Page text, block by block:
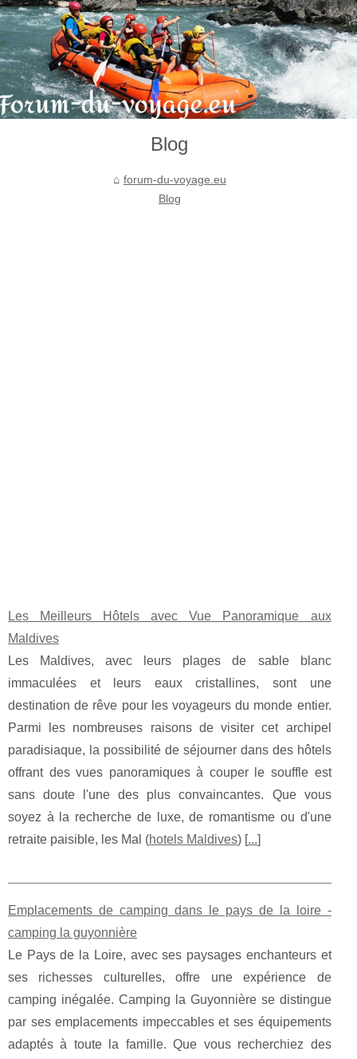
Blog
forum-du-voyage.eu
Blog
Les Meilleurs Hôtels avec Vue Panoramique aux
Maldives
Les Maldives, avec leurs plages de sable blanc
immaculées et leurs eaux cristallines, sont une
destination de rêve pour les voyageurs du monde entier.
Parmi les nombreuses raisons de visiter cet archipel
paradisiaque, la possibilité de séjourner dans des hôtels
offrant des vues panoramiques à couper le souffle est
sans doute l'une des plus convaincantes. Que vous
soyez à la recherche de luxe, de romantisme ou d'une
retraite paisible, les Mal (hotels Maldives) [...]
Emplacements de camping dans le pays de la loire -
camping la guyonnière
Le Pays de la Loire, avec ses paysages enchanteurs et
ses richesses culturelles, offre une expérience de
camping inégalée. Camping la Guyonnière se distingue
par ses emplacements impeccables et ses équipements
adaptés à toute la famille. Que vous recherchiez des